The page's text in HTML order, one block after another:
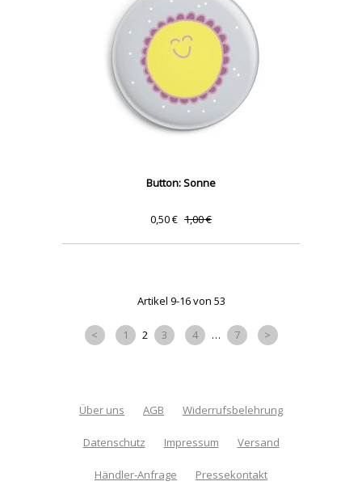
Button: Sonne
0,50 € 1,00 €
Artikel 9-16 von 53
< 1 2 3 4 … 7 >
Über uns AGB Widerrufsbelehrung
Datenschutz Impressum Versand
Händler-Anfrage Pressekontakt